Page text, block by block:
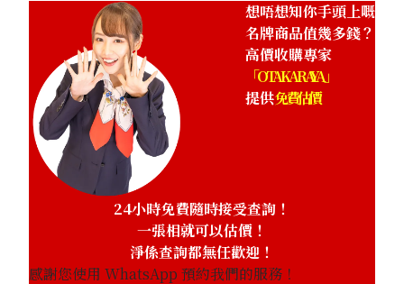
想唔想知你手頭上嘅
名牌商品值幾多錢？
高價收購專家
「OTAKARAYA」
提供免費估價
24小時免費隨時接受查詢！
一張相就可以估價！
淨係查詢都無任歡迎！
感謝您使用 WhatsApp 預約我們的服務！